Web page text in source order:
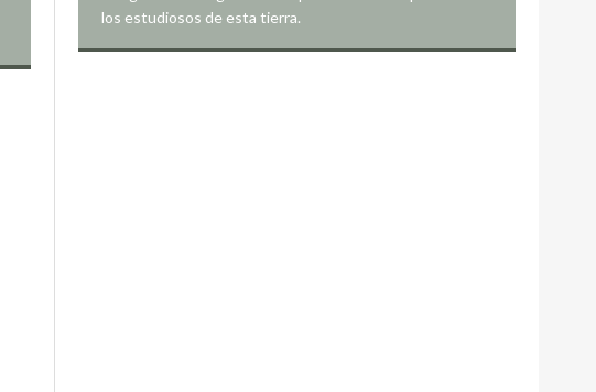
los estudiosos de esta tierra.